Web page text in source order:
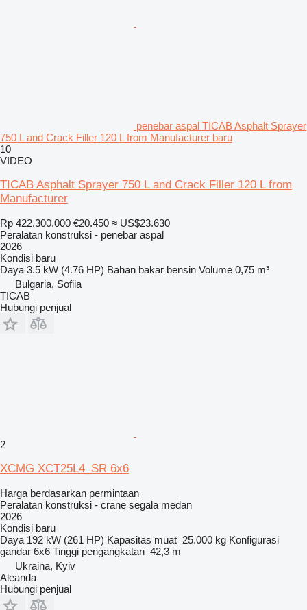
penebar aspal TICAB Asphalt Sprayer
750 L and Crack Filler 120 L from Manufacturer baru
10
VIDEO
TICAB Asphalt Sprayer 750 L and Crack Filler 120 L from
Manufacturer
Rp 422.300.000 €20.450 ≈ US$23.630
Peralatan konstruksi - penebar aspal
2026
Kondisi baru
Daya 3.5 kW (4.76 HP) Bahan bakar bensin Volume 0,75 m³
Bulgaria, Sofiia
TICAB
Hubungi penjual
2
XCMG XCT25L4_SR 6x6
Harga berdasarkan permintaan
Peralatan konstruksi - crane segala medan
2026
Kondisi baru
Daya 192 kW (261 HP) Kapasitas muat 25.000 kg Konfigurasi
gandar 6x6 Tinggi pengangkatan 42,3 m
Ukraina, Kyiv
Aleanda
Hubungi penjual